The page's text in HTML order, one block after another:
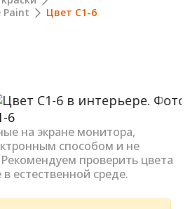
Paint
Цвет C1-6
Next
на экране монитора,
способом и не
проверить цвета
естественной среде.